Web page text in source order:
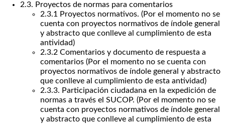
2.3. Proyectos de normas para comentarios
2.3.1 Proyectos normativos. (Por el momento no se
cuenta con proyectos normativos de índole general
y abstracto que conlleve al cumplimiento de esta
antividad)
2.3.2 Comentarios y documento de respuesta a
comentarios (Por el momento no se cuenta con
proyectos normativos de índole general y abstracto
que conlleve al cumplimiento de esta antividad)
2.3.3. Participación ciudadana en la expedición de
normas a través el SUCOP. (Por el momento no se
cuenta con proyectos normativos de índole general
y abstracto que conlleve al cumplimiento de esta